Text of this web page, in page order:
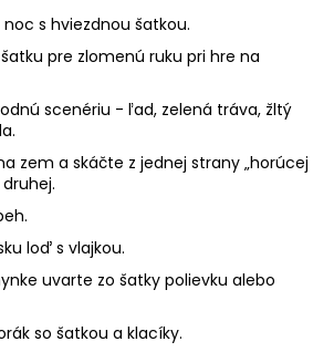
s hviezdnou šatkou.
pre zlomenú ruku pri hre na
scenériu - ľad, zelená tráva, žltý
zem a skáčte z jednej strany „horúcej
loď s vlajkou.
uvarte zo šatky polievku alebo
so šatkou a klacíky.